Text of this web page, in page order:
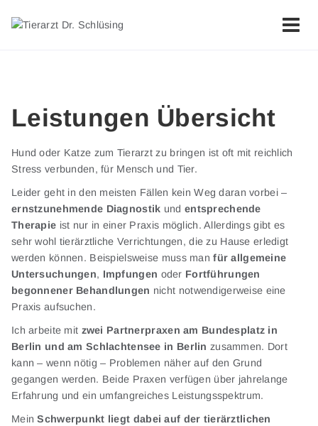
Leistungen Übersicht
Hund oder Katze zum Tierarzt zu bringen ist oft mit reichlich
Stress verbunden, für Mensch und Tier.
Leider geht in den meisten Fällen kein Weg daran vorbei –
ernstzunehmende Diagnostik und entsprechende
Therapie ist nur in einer Praxis möglich. Allerdings gibt es
sehr wohl tierärztliche Verrichtungen, die zu Hause erledigt
werden können. Beispielsweise muss manfür allgemeine
Untersuchungen, Impfungen oder Fortführungen
begonnener Behandlungen nicht notwendigerweise eine
Praxis aufsuchen.
Ich arbeite mit zwei Partnerpraxen am Bundesplatz in
Berlin und am Schlachtensee in Berlin zusammen. Dort
kann – wenn nötig – Problemen näher auf den Grund
gegangen werden. Beide Praxen verfügen über jahrelange
Erfahrung und ein umfangreiches Leistungsspektrum.
MeinSchwerpunkt liegt dabei auf der tierärztlichen